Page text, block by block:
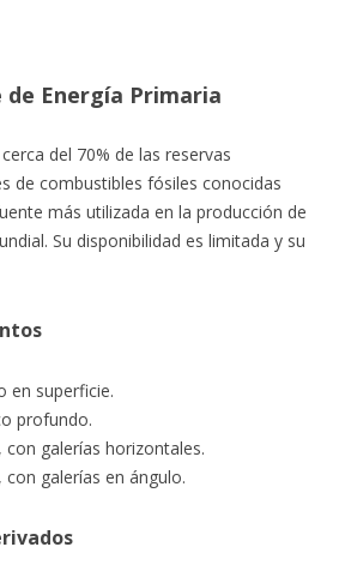
de Energía Primaria
del 70% de las reservas
de combustibles fósiles conocidas
más utilizada en la producción de
Su disponibilidad es limitada y su
en superficie.
profundo.
con galerías horizontales.
con galerías en ángulo.